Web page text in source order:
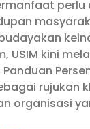
perlu
USIM kini
rujukan
organisasi